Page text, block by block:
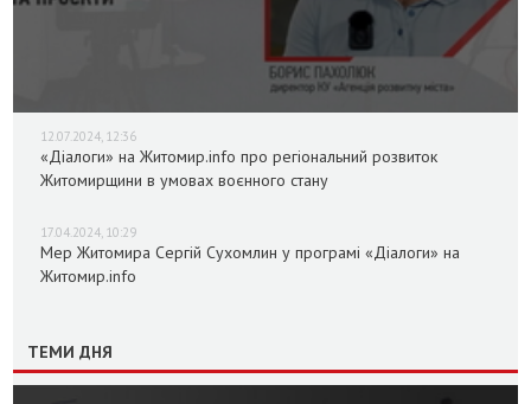
12.07.2024, 12:36
«Діалоги» на Житомир.info про регіональний розвиток
Житомирщини в умовах воєнного стану
17.04.2024, 10:29
Мер Житомира Сергій Сухомлин у програмі «Діалоги» на
Житомир.info
ТЕМИ ДНЯ